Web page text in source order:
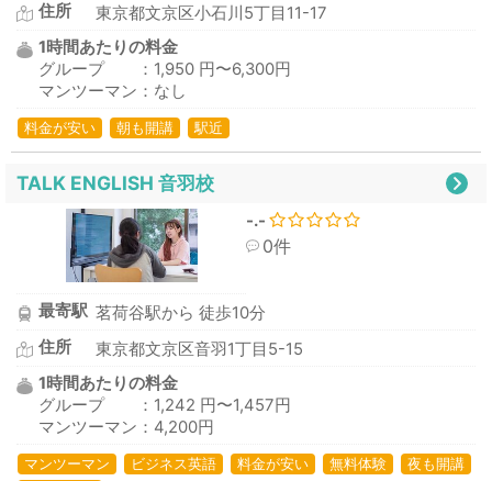
住所
東京都文京区小石川5丁目11-17
1時間あたりの料金
グループ ：1,950 円〜6,300円
マンツーマン：なし
料金が安い 朝も開講 駅近
TALK ENGLISH 音羽校
-.-
0件
最寄駅 茗荷谷駅から 徒歩10分
住所
東京都文京区音羽1丁目5-15
1時間あたりの料金
グループ ：1,242 円〜1,457円
マンツーマン：4,200円
マンツーマン ビジネス英語 料金が安い 無料体験
夜も開講